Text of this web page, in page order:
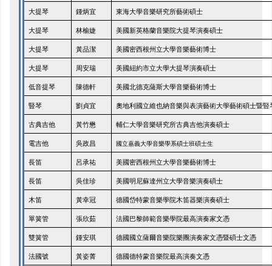
大提琴 鍾炳宜 東海大學音樂研究所藝術碩士
大提琴 林榆婕 美國新英格蘭音樂院大提琴演奏碩士
大提琴 黃品潔 美國密西根州立大學音樂藝術博士
大提琴 周安瑞 美國紐約市立大學大提琴演奏碩士
低音提琴 陳德軒 美國北德克薩斯大學音樂藝術博士
豎琴 劉貞宜 奧地利國立維也納音樂與表演藝術大學藝術碩士暨豎
古典吉他 黃竹懋 輔仁大學音樂研究所古典吉他演奏碩士
電吉他 吳政昌 國立嘉義大學音樂學系碩士班碩士生
長笛 呂承祐 美國密西根州立大學音樂藝術博士
長笛 吳佳珍 美國明尼蘇達州立大學音樂演奏碩士
木笛 黃幸冠 德國岱特蒙音樂學院木笛器樂演奏碩士
單簧管 張欣茹 法國巴黎師範音樂學院最高演奏家文憑
雙簧管 鍾安琪 德國國立薩爾音樂院樂團演奏家文憑暨碩士文憑
法國號 黃姿菁 德國德特蒙音樂院最高演奏文憑